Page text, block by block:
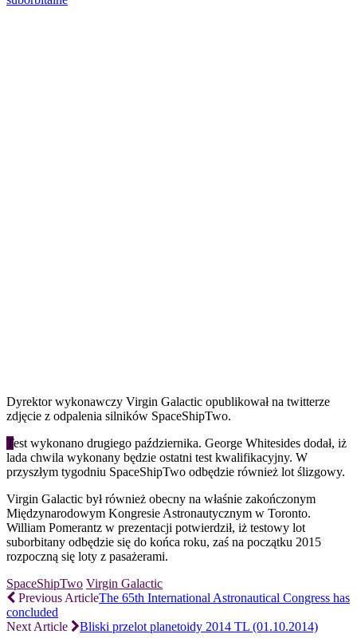
Dyrektor wykonawczy Virgin Galactic opublikował na twitterze
zdjęcie z odpalenia silników SpaceShipTwo.
Test wykonano drugiego października. George Whitesides dodał, iż
lada chwila wykonany będzie ostatni test kwalifikacyjny. W
przyszłym tygodniu SpaceShipTwo odbędzie również lot ślizgowy.
Virgin Galactic był również obecny na właśnie zakończonym
Międzynarodowym Kongresie Astronautycznym w Toronto.
William Pomerantz w prezentacji potwierdził, iż testowy lot
suborbitany odbędzie się do końca roku, zaś na początku 2015
rozpoczną się loty z pasażerami.
SpaceShipTwo Virgin Galactic
Previous ArticleThe 65th International Astronautical Congress has
concluded
Next Article
Bliski przelot planetoidy 2014 TL (01.10.2014)